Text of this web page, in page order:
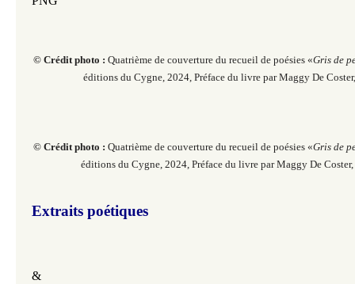
© Crédit photo : Quatrième de couverture du recueil de poésies «Gris de
éditions du Cygne, 2024, Préface du livre par Maggy De
© Crédit photo : Quatrième de couverture du recueil de poésies «Gris de
éditions du Cygne, 2024, Préface du livre par Maggy De
Extraits poétiques
&